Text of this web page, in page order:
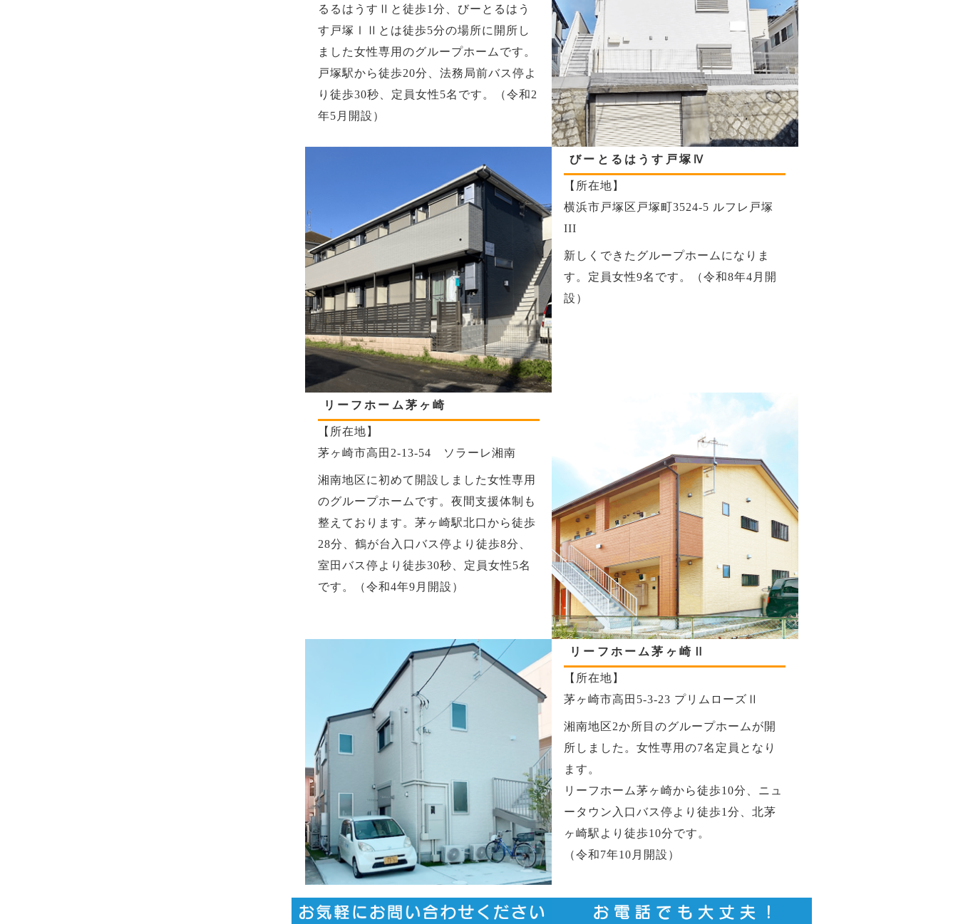
るるはうすⅡと徒歩1分、びーとるはう
す戸塚ⅠⅡとは徒歩5分の場所に開所し
ました女性専用のグループホームです。
戸塚駅から徒歩20分、法務局前バス停よ
り徒歩30秒、定員女性5名です。（令和2
年5月開設）
びーとるはうす戸塚Ⅳ
【所在地】
横浜市戸塚区戸塚町3524-5 ルフレ戸塚
III
新しくできたグループホームになりま
す。定員女性9名です。（令和8年4月開
設）
リーフホーム茅ヶ崎
【所在地】
茅ヶ崎市高田2-13-54 ソラーレ湘南
湘南地区に初めて開設しました女性専用
のグループホームです。夜間支援体制も
整えております。茅ヶ崎駅北口から徒歩
28分、鶴が台入口バス停より徒歩8分、
室田バス停より徒歩30秒、定員女性5名
です。（令和4年9月開設）
リーフホーム茅ヶ崎Ⅱ
【所在地】
茅ヶ崎市高田5-3-23 プリムローズⅡ
湘南地区2か所目のグループホームが開
所しました。女性専用の7名定員となり
ます。
リーフホーム茅ヶ崎から徒歩10分、ニュ
ータウン入口バス停より徒歩1分、北茅
ヶ崎駅より徒歩10分です。
（令和7年10月開設）